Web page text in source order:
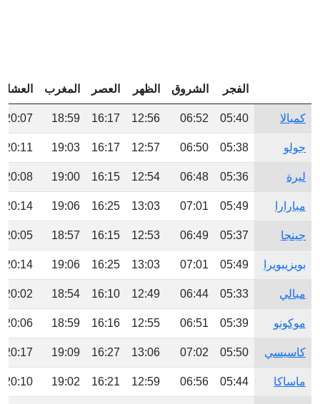
الفجر الشروق الظهر العصر المغرب العشاء
كمبالا 05:40
06:52
12:56
16:17
18:59
20:07
جولو 05:38
06:50
12:57
16:17
19:03
20:11
ليرة 05:36
06:48
12:54
16:15
19:00
20:08
مبارارا 05:49
07:01
13:03
16:25
19:06
20:14
جينجا 05:37
06:49
12:53
16:15
18:57
20:05
بويزيبويرا 05:49
07:01
13:03
16:25
19:06
20:14
مبالي 05:33
06:44
12:49
16:10
18:54
20:02
موكونو 05:39
06:51
12:55
16:16
18:59
20:06
كاسيسي 05:50
07:02
13:06
16:27
19:09
20:17
ماساكا 05:44
06:56
12:59
16:21
19:02
20:10